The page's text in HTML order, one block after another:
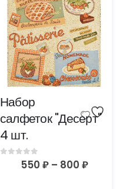
Набор
салфеток "Десерт"
4 шт.
out of 5
550 ₽ – 800 ₽